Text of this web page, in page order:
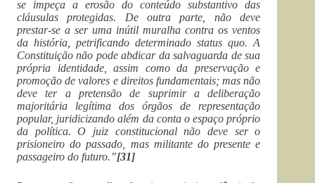
se impeça a erosão do conteúdo substantivo das
cláusulas protegidas. De outra parte, não deve
prestar-se a ser uma inútil muralha contra os ventos
da história, petrificando determinado status quo. A
Constituição não pode abdicar da salvaguarda de sua
própria identidade, assim como da preservação e
promoção de valores e direitos fundamentais; mas não
deve ter a pretensão de suprimir a deliberação
majoritária legítima dos órgãos de representação
popular, juridicizando além da conta o espaço próprio
da política. O juiz constitucional não deve ser o
prisioneiro do passado, mas militante do presente e
passageiro do futuro.”[31]